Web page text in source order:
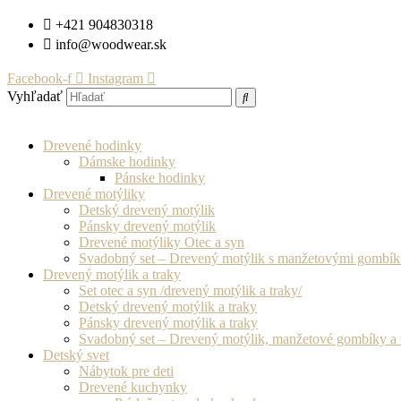
Preskočiť+421 904830318
info@woodwear.sk
Facebook-f
Instagram
Vyhľadať
Drevené hodinky
Dámske hodinky
Pánske hodinky
Drevené motýliky
Detský drevený motýlik
Pánsky drevený motýlik
Drevené motýliky Otec a syn
Svadobný set – Drevený motýlik s manžetovými
Drevený motýlik a traky
Set otec a syn /drevený motýlik a traky/
Detský drevený motýlik a traky
Pánsky drevený motýlik a traky
Svadobný set – Drevený motýlik, manžetové gombíky a
Detský svet
Nábytok pre deti
Drevené kuchynky